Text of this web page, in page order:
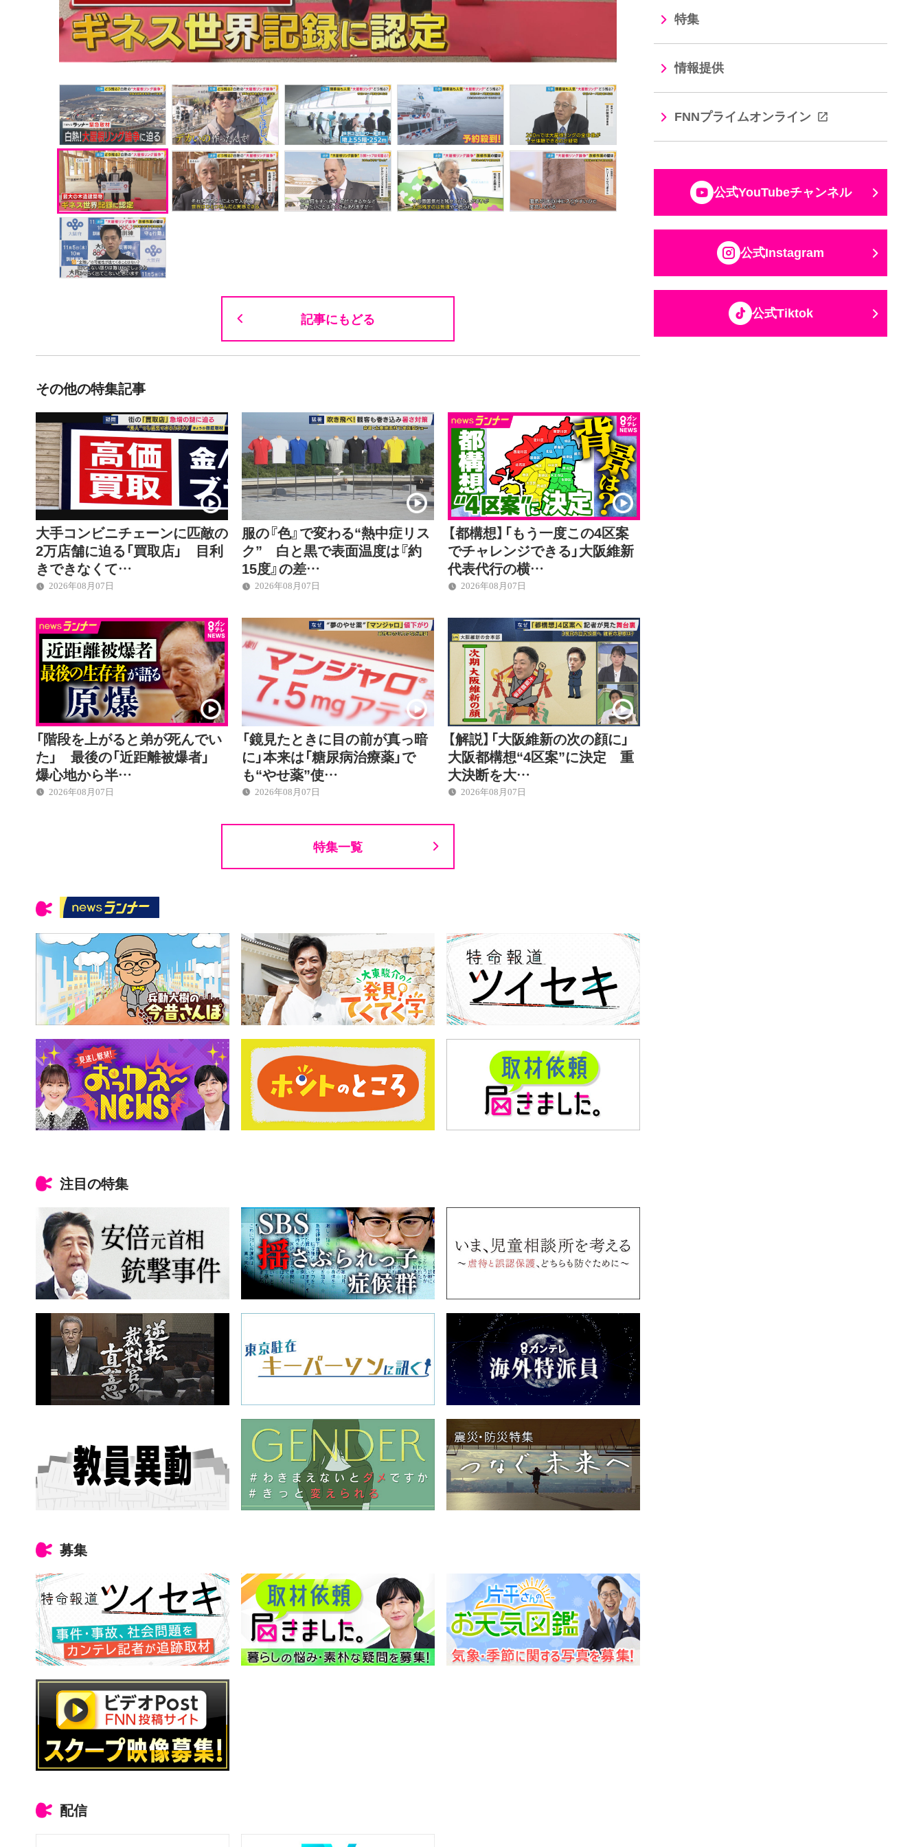
記事にもどる
その他の特集記事
大手コンビニチェーンに匹敵の
2万店舗に迫る「買取店」 目利
きできなくて…
2026年08月07日
服の『色』で変わる“熱中症リス
ク” 白と黒で表面温度は『約
15度』の差…
2026年08月07日
【都構想】「もう一度この4区案
でチャレンジできる」大阪維新
代表代行の横…
2026年08月07日
「階段を上がると弟が死んでい
た」 最後の「近距離被爆者」
爆心地から半…
2026年08月07日
「鏡見たときに目の前が真っ暗
に」本来は「糖尿病治療薬」で
も“やせ薬”使…
2026年08月07日
【解説】「大阪維新の次の顔に」
大阪都構想“4区案”に決定 重
大決断を大…
2026年08月07日
特集一覧
注目の特集
募集
配信
特集
情報提供
FNNプライムオンライン
公式YouTubeチャンネル
公式Instagram
公式Tiktok